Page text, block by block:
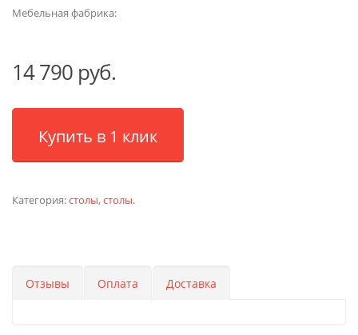
Мебельная фабрика:
14 790 руб.
Купить в 1 клик
Категория:столы,столы.
Отзывы Оплата Доставка